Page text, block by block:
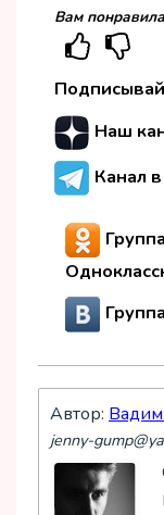
Вам
Наш
Канал
Группа
Автор:
jenny-